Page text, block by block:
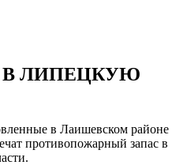
В ЛИПЕЦКУЮ
в Лаишевском районе
противопожарный запас в